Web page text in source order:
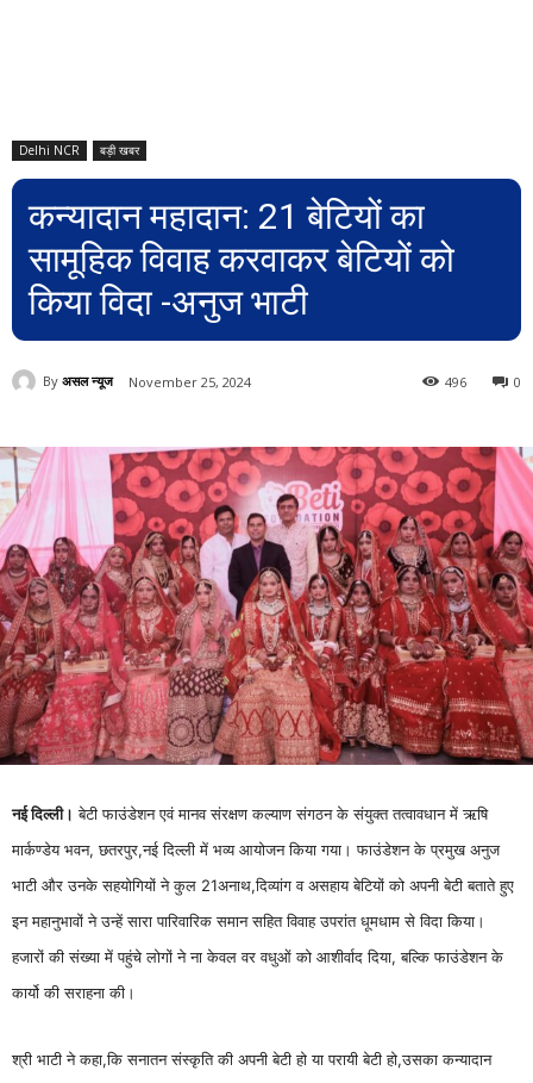
Delhi NCR बड़ी खबर
कन्यादान महादान: 21 बेटियों का
सामूहिक विवाह करवाकर बेटियों को
किया विदा -अनुज भाटी
By असल न्यूज November 25, 2024 0
496
नई दिल्ली। बेटी फाउंडेशन एवं मानव संरक्षण कल्याण संगठन के संयुक्त तत्वावधान में ऋषि
मार्कण्डेय भवन, छतरपुर,नई दिल्ली में भव्य आयोजन किया गया। फाउंडेशन के प्रमुख अनुज
भाटी और उनके सहयोगियों ने कुल 21अनाथ,दिव्यांग व असहाय बेटियों को अपनी बेटी बताते हुए
इन महानुभावों ने उन्हें सारा पारिवारिक समान सहित विवाह उपरांत धूमधाम से विदा किया।
हजारों की संख्या में पहुंचे लोगों ने ना केवल वर वधुओं को आशीर्वाद दिया, बल्कि फाउंडेशन के
कार्यो की सराहना की।
श्री भाटी ने कहा,कि सनातन संस्कृति की अपनी बेटी हो या परायी बेटी हो,उसका कन्यादान